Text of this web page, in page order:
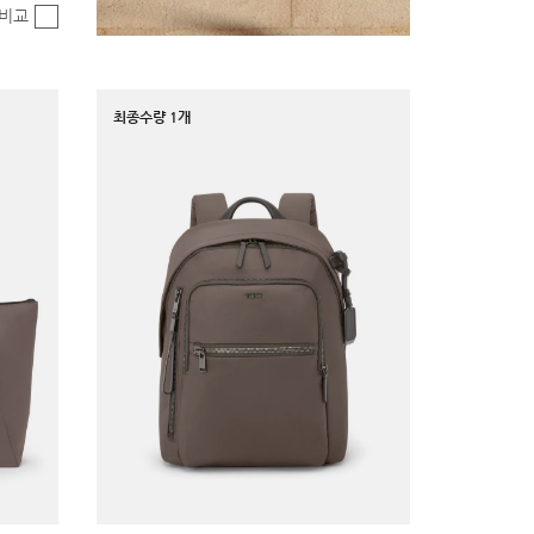
교
최종수량 1개